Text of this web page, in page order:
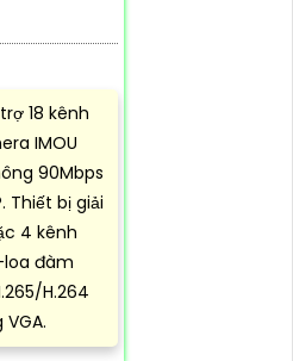
18 kênh
IMOU
90Mbps
Thiết bị giải
4 kênh
đàm
H.264